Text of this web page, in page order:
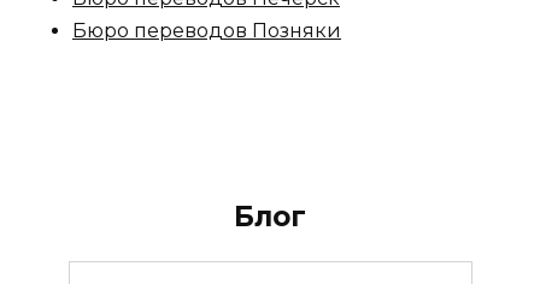
Бюро переводов Позняки
Блог